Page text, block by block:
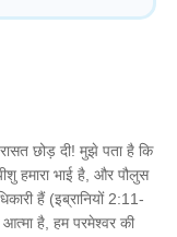
छोड़ दी! मुझे पता है कि
हमारा भाई है, और पौलुस
हैं (इब्रानियों 2:11-
है, हम परमेश्वर की